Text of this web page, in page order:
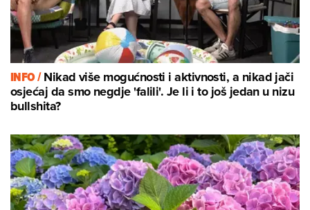
INFO /Nikad više mogućnosti i aktivnosti, a nikad jači
osjećaj da smo negdje 'falili'. Je li i to još jedan u nizu
bullshita?